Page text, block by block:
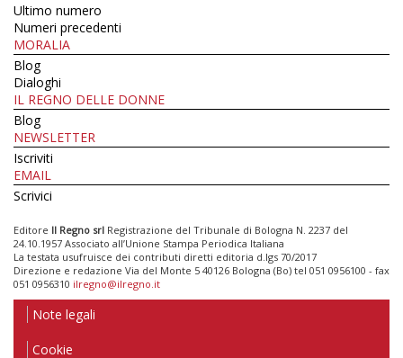
Ultimo numero
Numeri precedenti
MORALIA
Blog
Dialoghi
IL REGNO DELLE DONNE
Blog
NEWSLETTER
Iscriviti
EMAIL
Scrivici
Editore Il Regno srl Registrazione del Tribunale di Bologna N. 2237 del
24.10.1957 Associato all’Unione Stampa Periodica Italiana
La testata usufruisce dei contributi diretti editoria d.lgs 70/2017
Direzione e redazione Via del Monte 5 40126 Bologna (Bo) tel 051 0956100 - fax
051 0956310 ilregno@ilregno.it
Note legali
Cookie